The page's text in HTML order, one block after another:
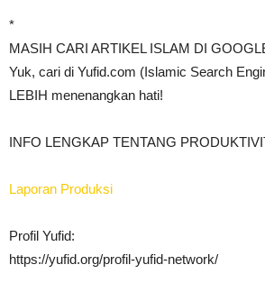
*
MASIH CARI ARTIKEL ISLAM DI
Yuk, cari di Yufid.com (Islamic Search
LEBIH menenangkan hati!
INFO LENGKAP TENTANG
Laporan Produksi
Profil Yufid:
https://yufid.org/profil-yufid-network/